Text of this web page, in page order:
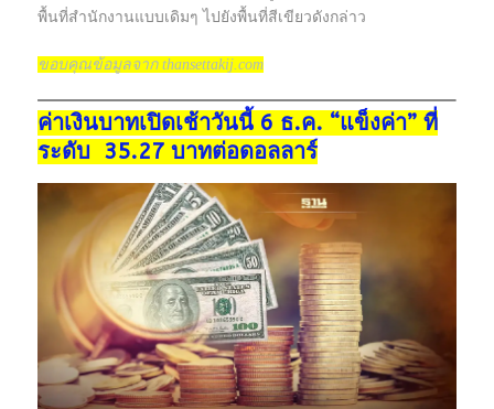
พื้นที่สำนักงานแบบเดิมๆ ไปยังพื้นที่สีเขียวดังกล่าว
ขอบคุณข้อมูลจาก thansettakij.com
ค่าเงินบาทเปิดเช้าวันนี้ 6 ธ.ค. “แข็งค่า” ที่
ระดับ 35.27 บาทต่อดอลลาร์